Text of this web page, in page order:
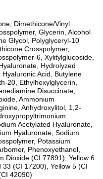
Dimethicone/Vinyl
Glycerin, Alcohol
Glycol, Polyglyceryl-10
Crosspolymer,
6, Xylitylglucoside,
Hydrolyzed
Hyaluronic Acid, Butylene
20, Ethylhexylglycerin,
Disuccinate,
Ammonium
Anhydroxylitol, 1,2-
Acetylated Hyaluronate,
Hyaluronate, Sodium
Potassium
Phenoxyethanol,
Dioxide (CI 77891), Yellow 6
33 (CI 17200), Yellow 5 (CI
42090)